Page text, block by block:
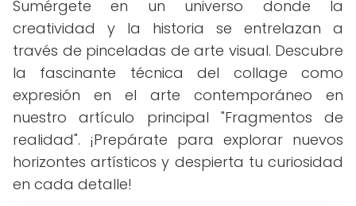
Sumérgete en un universo donde la
creatividad y la historia se entrelazan a
través de pinceladas de arte visual. Descubre
la fascinante técnica del collage como
expresión en el arte contemporáneo en
nuestro artículo principal "Fragmentos de
realidad". ¡Prepárate para explorar nuevos
horizontes artísticos y despierta tu curiosidad
en cada detalle!